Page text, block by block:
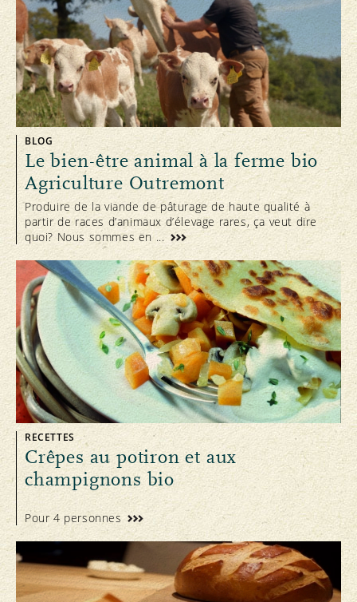
BLOG
Le bien-être animal à la ferme bio
Agriculture Outremont
Produire de la viande de pâturage de haute qualité à
partir de races d’animaux d’élevage rares, ça veut dire
quoi? Nous sommes en ...
RECETTES
Crêpes au potiron et aux
champignons bio
Pour 4 personnes